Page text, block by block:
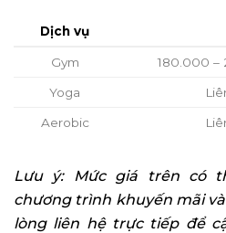
Dịch vụ
Gym 180.000 –
Yoga
Aerobic
Lưu ý: Mức giá trên có
chương trình khuyến mãi
lòng liên hệ trực tiếp để